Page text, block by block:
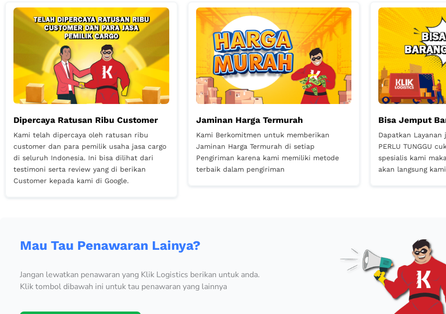
Dipercaya Ratusan Ribu Customer
Kami telah dipercaya oleh ratusan ribu
customer dan para pemilik usaha jasa cargo
di seluruh Indonesia. Ini bisa dilihat dari
testimoni serta review yang di berikan
Customer kepada kami di Google.
Jaminan Harga Termurah
Kami Berkomitmen untuk memberikan
Jaminan Harga Termurah di setiap
Pengiriman karena kami memiliki metode
terbaik dalam pengiriman
Bisa Jemput
Dapatkan Layanan
PERLU TUNGGU
spesialis kami
akan langsung
Mau Tau Penawaran Lainya?
Jangan lewatkan penawaran yang Klik Logistics berikan untuk anda.
Klik tombol dibawah ini untuk tau penawaran yang lainnya